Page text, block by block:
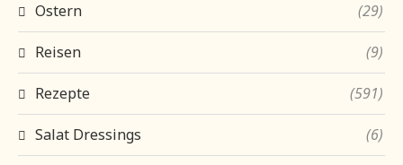
Ostern (29)
Reisen (9)
Rezepte (591)
Salat Dressings (6)